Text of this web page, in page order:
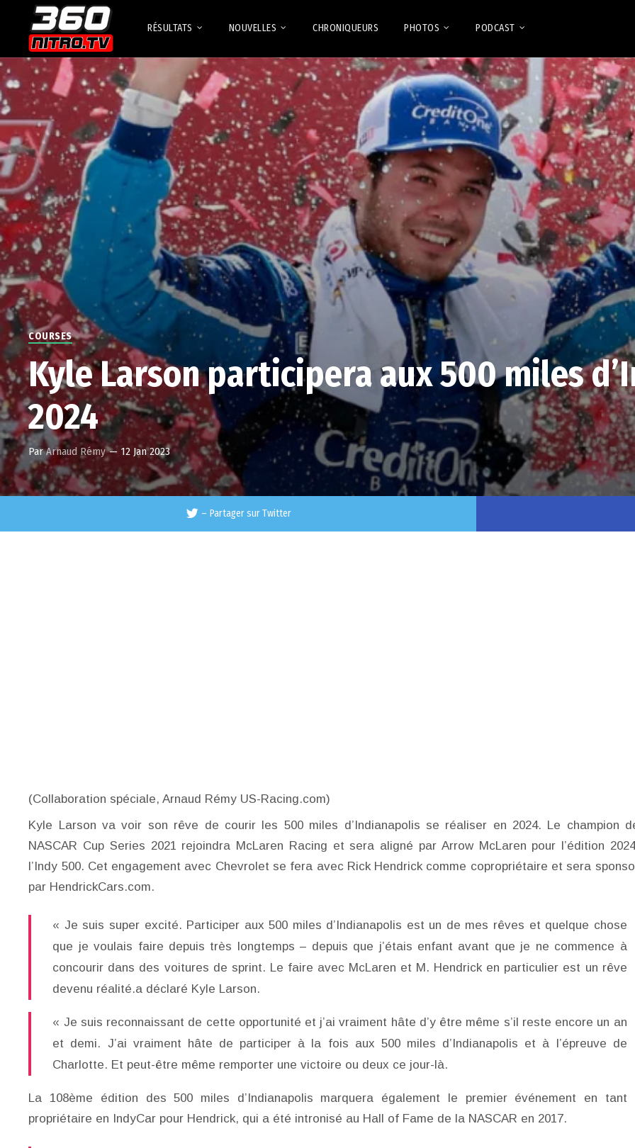
RÉSULTATS NOUVELLES CHRONIQUEURS PHOTOS PODCAST
COURSES
Kyle Larson participera aux 500 miles
2024
ParArnaud Rémy — 12 Jan 2023
– Partager sur Twitter
(Collaboration spéciale, Arnaud Rémy US-Racing.com)
Kyle Larson va voir son rêve de courir les 500 miles d’Indianapolis se réaliser en 2024. Le champion
NASCAR Cup Series 2021 rejoindra McLaren Racing et sera aligné par Arrow McLaren pour l’édition
l’Indy 500. Cet engagement avec Chevrolet se fera avec Rick Hendrick comme copropriétaire et sera
par HendrickCars.com.
« Je suis super excité. Participer aux 500 miles d’Indianapolis est un de mes rêves et quelque chose
que je voulais faire depuis très longtemps – depuis que j’étais enfant avant que je ne commence à
concourir dans des voitures de sprint. Le faire avec McLaren et M. Hendrick en particulier est un rêve
devenu réalité.a déclaré Kyle Larson.
« Je suis reconnaissant de cette opportunité et j’ai vraiment hâte d’y être même s’il reste encore un an
et demi. J’ai vraiment hâte de participer à la fois aux 500 miles d’Indianapolis et à l’épreuve de
Charlotte. Et peut-être même remporter une victoire ou deux ce jour-là.
La 108ème édition des 500 miles d’Indianapolis marquera également le premier événement en tant
propriétaire en IndyCar pour Hendrick, qui a été intronisé au Hall of Fame de la NASCAR en 2017.